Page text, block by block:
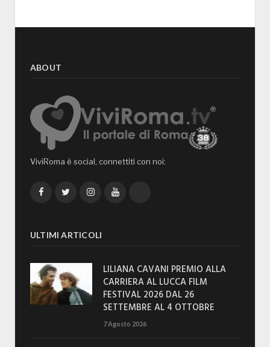
ABOUT
ViviRoma è social, connettiti con noi:
FacebookTwitterInstagramYouTube
ULTIMI ARTICOLI
LILIANA CAVANI PREMIO ALLA
CARRIERA AL LUCCA FILM
FESTIVAL 2026 DAL 26
SETTEMBRE AL 4 OTTOBRE
7 Agosto 2026